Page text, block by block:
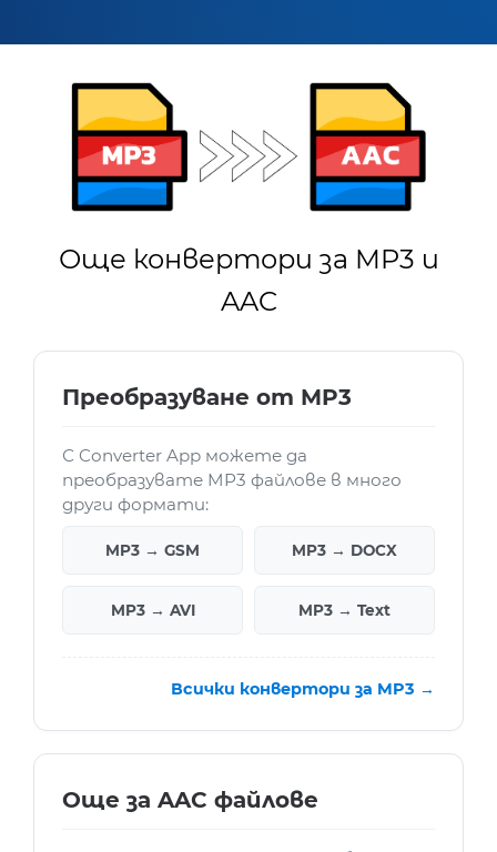
Още конвертори за MP3 и
AAC
Преобразуване от MP3
С Converter App можете да
преобразувате MP3 файлове в много
други формати:
MP3 → GSM MP3 → DOCX
MP3 → AVI MP3 → Text
Всички конвертори за MP3 →
Още за AAC файлове